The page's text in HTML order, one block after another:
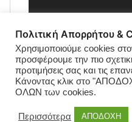
Πολιτική Απορρήτου &
Χρησιμοποιούμε cookies
προσφέρουμε την πιο
προτιμήσεις σας και τις
Κάνοντας κλικ στο
ΟΛΩΝ των cookies.
Περισσότερα ΑΠΟΔΟΧΗ